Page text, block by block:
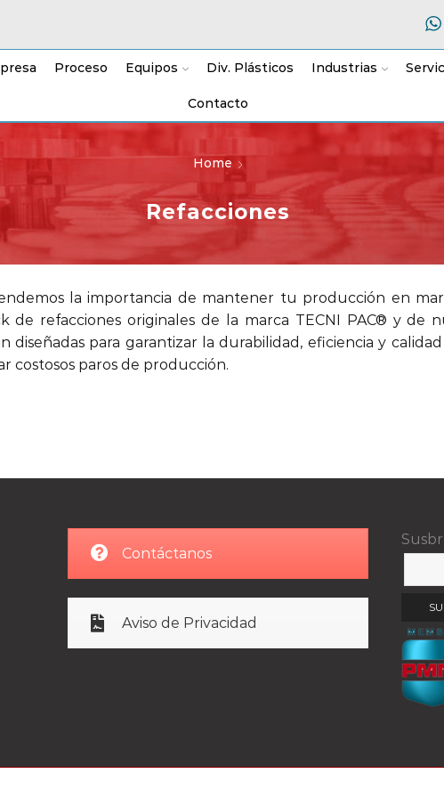
Proceso Equipos Div. Plásticos Industrias
Contacto
Home
Refacciones
la importancia de mantener tu producción en
de refacciones originales de la marca TECNI PAC® y de
diseñadas para garantizar la durabilidad, eficiencia y
costosos paros de producción.
Contáctanos
Aviso de Privacidad